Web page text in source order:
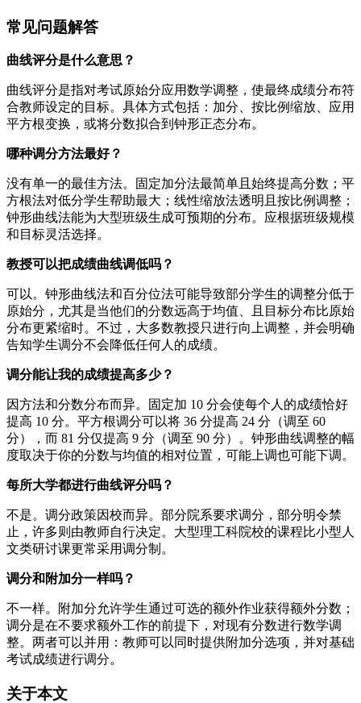
常见问题解答
曲线评分是什么意思？
曲线评分是指对考试原始分应用数学调整，使最终成绩分布符
合教师设定的目标。具体方式包括：加分、按比例缩放、应用
平方根变换，或将分数拟合到钟形正态分布。
哪种调分方法最好？
没有单一的最佳方法。固定加分法最简单且始终提高分数；平
方根法对低分学生帮助最大；线性缩放法透明且按比例调整；
钟形曲线法能为大型班级生成可预期的分布。应根据班级规模
和目标灵活选择。
教授可以把成绩曲线调低吗？
可以。钟形曲线法和百分位法可能导致部分学生的调整分低于
原始分，尤其是当他们的分数远高于均值、且目标分布比原始
分布更紧缩时。不过，大多数教授只进行向上调整，并会明确
告知学生调分不会降低任何人的成绩。
调分能让我的成绩提高多少？
因方法和分数分布而异。固定加 10 分会使每个人的成绩恰好
提高 10 分。平方根调分可以将 36 分提高 24 分（调至 60
分），而 81 分仅提高 9 分（调至 90 分）。钟形曲线调整的幅
度取决于你的分数与均值的相对位置，可能上调也可能下调。
每所大学都进行曲线评分吗？
不是。调分政策因校而异。部分院系要求调分，部分明令禁
止，许多则由教师自行决定。大型理工科院校的课程比小型人
文类研讨课更常采用调分制。
调分和附加分一样吗？
不一样。附加分允许学生通过可选的额外作业获得额外分数；
调分是在不要求额外工作的前提下，对现有分数进行数学调
整。两者可以并用：教师可以同时提供附加分选项，并对基础
考试成绩进行调分。
关于本文